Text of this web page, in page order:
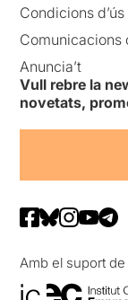
Condicions d’ús
Comunicacions
Anuncia’t
Vull rebre la
novetats,
Amb el suport de